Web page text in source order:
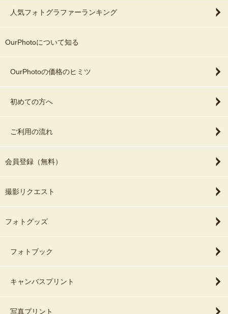
人気フォトグラファーランキング
OurPhotoについて知る
OurPhotoの価格のヒミツ
初めての方へ
ご利用の流れ
会員登録（無料）
撮影リクエスト
フォトグッズ
フォトブック
キャンバスプリント
写真プリント